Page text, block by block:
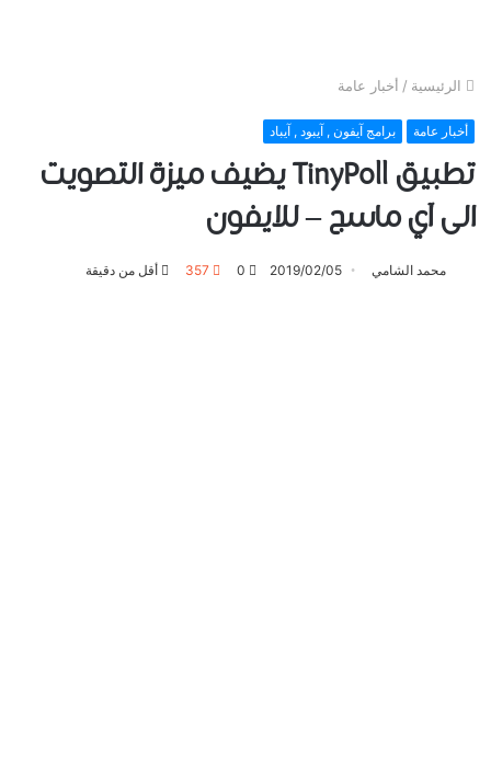
الرئيسية / أخبار عامة
أخبار عامة برامج آيفون , آيبود , آيباد
تطبيق TinyPoll يضيف ميزة التصويت
الى آي ماسج – للايفون
محمد الشامي 2019/02/05
0
357 أقل من دقيقة